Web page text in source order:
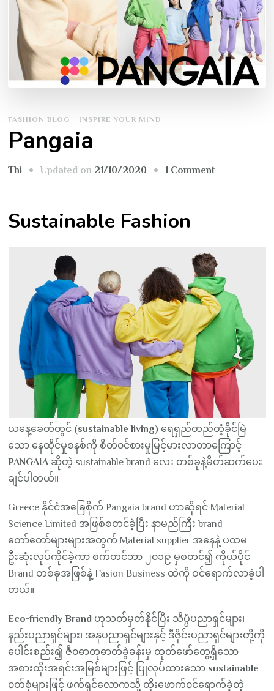
FASHION BLOG INSPIRE YOUR MIND
Pangaia
Thi Updated on 21/10/2020 1 Commenton
Sustainable Fashion
ယနေ့ခေတ်တွင် (sustainable living)ရေရှည်တည်တံ့ခိုင်မြဲ
သော နေထိုင်မှုစနစ်ကို စိတ်၀င်စားမှုမြင့်မားလာတာကြောင့်
PANGAIA ဆိုတဲ့ sustainable brand လေး တစ်ခုနဲ့မိတ်ဆက်ပေး
ချင်ပါတယ်။
Greece နိုင်ငံအခြေစိုက် Pangaia brand ဟာဆိုရင် Material
Science Limited အဖြစ်စတင်ခဲ့ပြီး နာမည်ကြီး brand
တော်တော်များများအတွက် Material supplier အနေနဲ့ ပထမ
ဦးဆုံးလုပ်ကိုင်ခဲ့ကာ စက်တင်ဘာ ၂၀၁၉ မှစတင်၍ ကိုယ်ပိုင်
Brand တစ်ခုအဖြစ်နဲ့ Fasion Business ထဲကို ဝင်ရောက်လာခဲ့ပါ
တယ်။
Eco-friendly Brand ဟုသတ်မှတ်နိုင်ပြီး သိပ္ပံပညာရှင်များ၊
နည်းပညာရှင်များ၊ အနုပညာရှင်များနှင့် ဒီဇိုင်းပညာရှင်များတို့ကို
ပေါင်းစည်း၍ ဇီ၀ဓာတုဓာတ်ခွဲခန်းမှ ထုတ်ဖော်တွေ့ရှိသော
အစားထိုးအရင်းအမြစ်များဖြင့် ပြုလုပ်ထားသော sustainable
၀တ်စုံများဖြင့် ဖက်ရှင်လောကသို့ ထိုးဖောက်၀င်ရောက်ခဲ့တဲ့